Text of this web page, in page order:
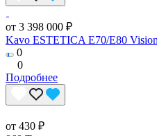
от 3 398 000 ₽
Kavo ESTETICA E70/E80 Vision
0
0
Подробнее
от 430 ₽